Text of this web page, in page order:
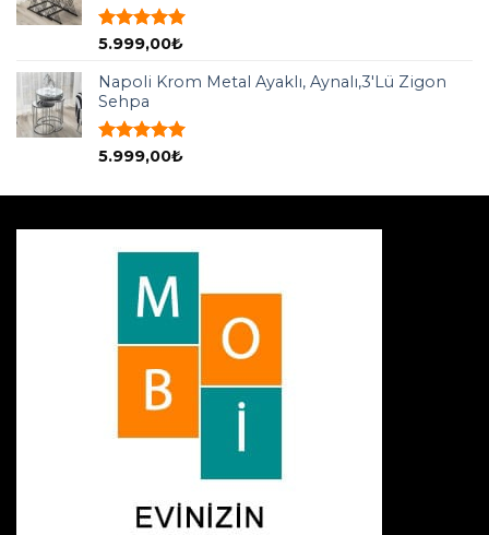
5 üzerinden
aldı
5.999,00₺
Napoli Krom Metal Ayaklı, Aynalı,3'Lü Zigon
Sehpa
5 üzerinden
5.999,00₺